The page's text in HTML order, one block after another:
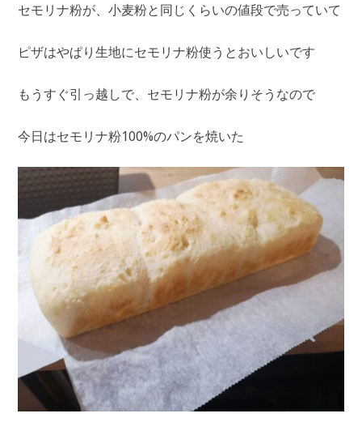
セモリナ粉が、小麦粉と同じくらいの値段で売っていて
ピザはやぱり生地にセモリナ粉使うとおいしいです
もうすぐ引っ越しで、セモリナ粉が余りそうなので
今日はセモリナ粉100%のパンを焼いた